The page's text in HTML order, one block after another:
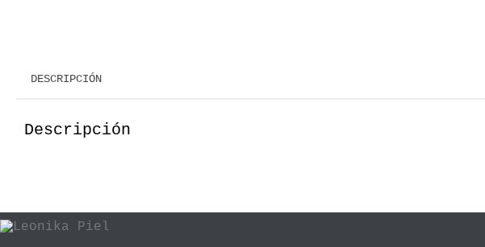
DESCRIPCIÓN
Descripción